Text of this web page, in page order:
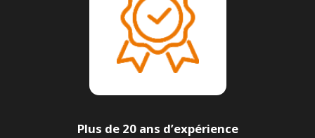
Plus de 20 ans d’expérience